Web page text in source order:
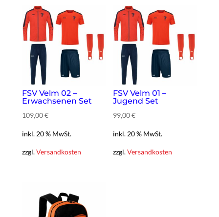
FSV Velm 02 –
Erwachsenen Set
109,00 €
inkl. 20 % MwSt.
zzgl.Versandkosten
FSV Velm 01 –
Jugend Set
99,00 €
inkl. 20 % MwSt.
zzgl.Versandkosten